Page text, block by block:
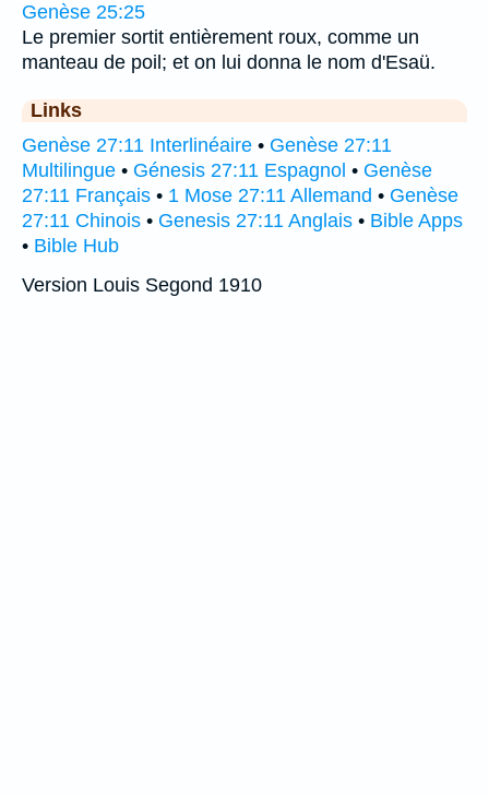
Genèse 25:25
Le premier sortit entièrement roux, comme un
manteau de poil; et on lui donna le nom d'Esaü.
Links
Genèse 27:11 Interlinéaire • Genèse 27:11
Multilingue • Génesis 27:11 Espagnol • Genèse
27:11 Français • 1 Mose 27:11 Allemand • Genèse
27:11 Chinois • Genesis 27:11 Anglais • Bible Apps
• Bible Hub
Version Louis Segond 1910